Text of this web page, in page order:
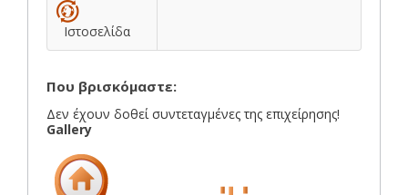
Ιστοσελίδα
Που βρισκόμαστε:
Δεν έχουν δοθεί συντεταγμένες της επιχείρησης!
Gallery